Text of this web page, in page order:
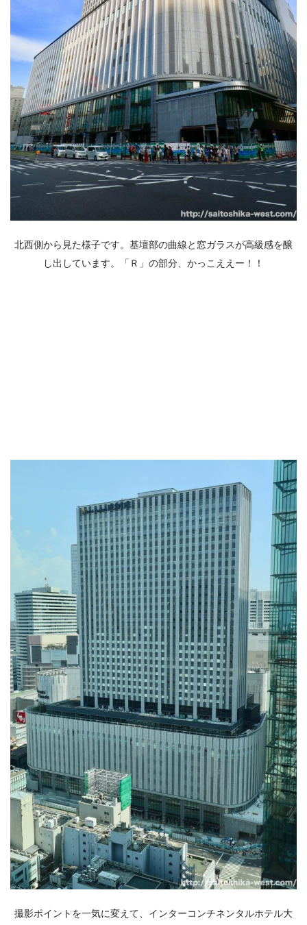
北西側から見た様子です。基壇部の曲線と窓ガラスが高級感を醸
し出しています。「Ｒ」の部分、かっこええー！！
撮影ポイントを一気に変えて、インターコンチネンタルホテル大